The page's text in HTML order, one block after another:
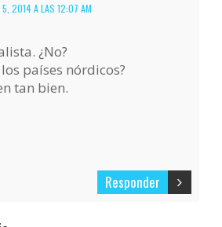
5, 2014 A LAS 12:07 AM
¿No?
países nórdicos?
tan bien.
Responder